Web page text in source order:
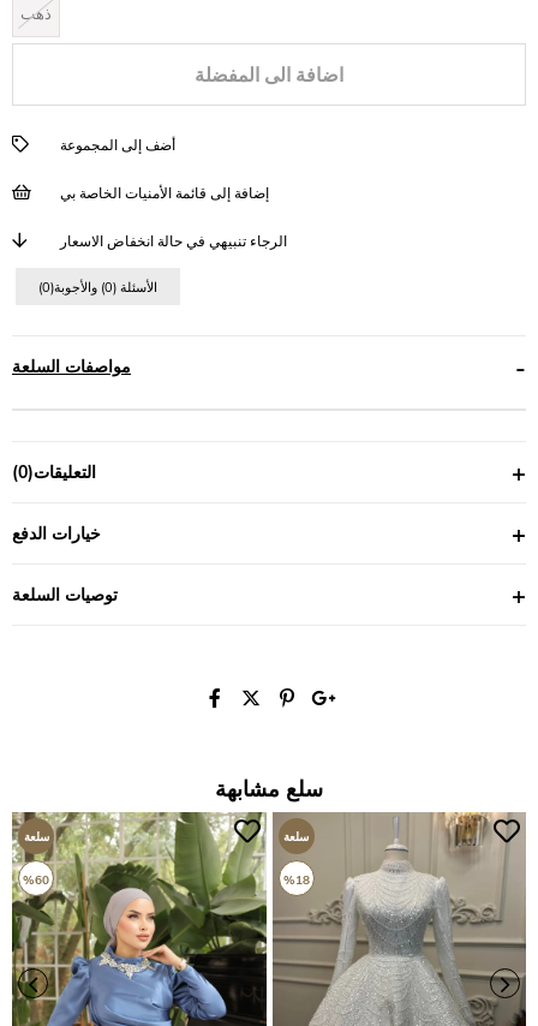
ذهب
اضافة الى المفضلة
أضف إلى المجموعة
إضافة إلى قائمة الأمنيات الخاصة بي
الرجاء تنبيهي في حالة انخفاض الاسعار
(0)الأسئلة (0) والأجوبة
مواصفات السلعة
التعليقات(0)
خيارات الدفع
توصيات السلعة
سلع مشابهة
سلعة
جديدة
%60
سلعة
جديدة
%18